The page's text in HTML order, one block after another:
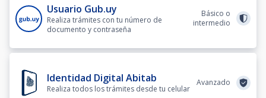
Usuario Gub.uy
Realiza trámites con tu número de
documento y contraseña
Básico o
intermedio
Identidad Digital Abitab
Realiza todos los trámites desde tu celular
Avanzado